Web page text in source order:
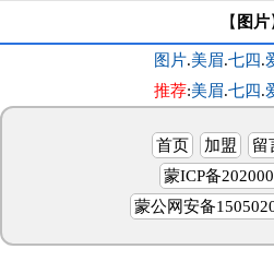
【 图片
图片.美眉.七四.
推荐:美眉.七四.
首页 加盟 留
蒙ICP备
蒙公网安备